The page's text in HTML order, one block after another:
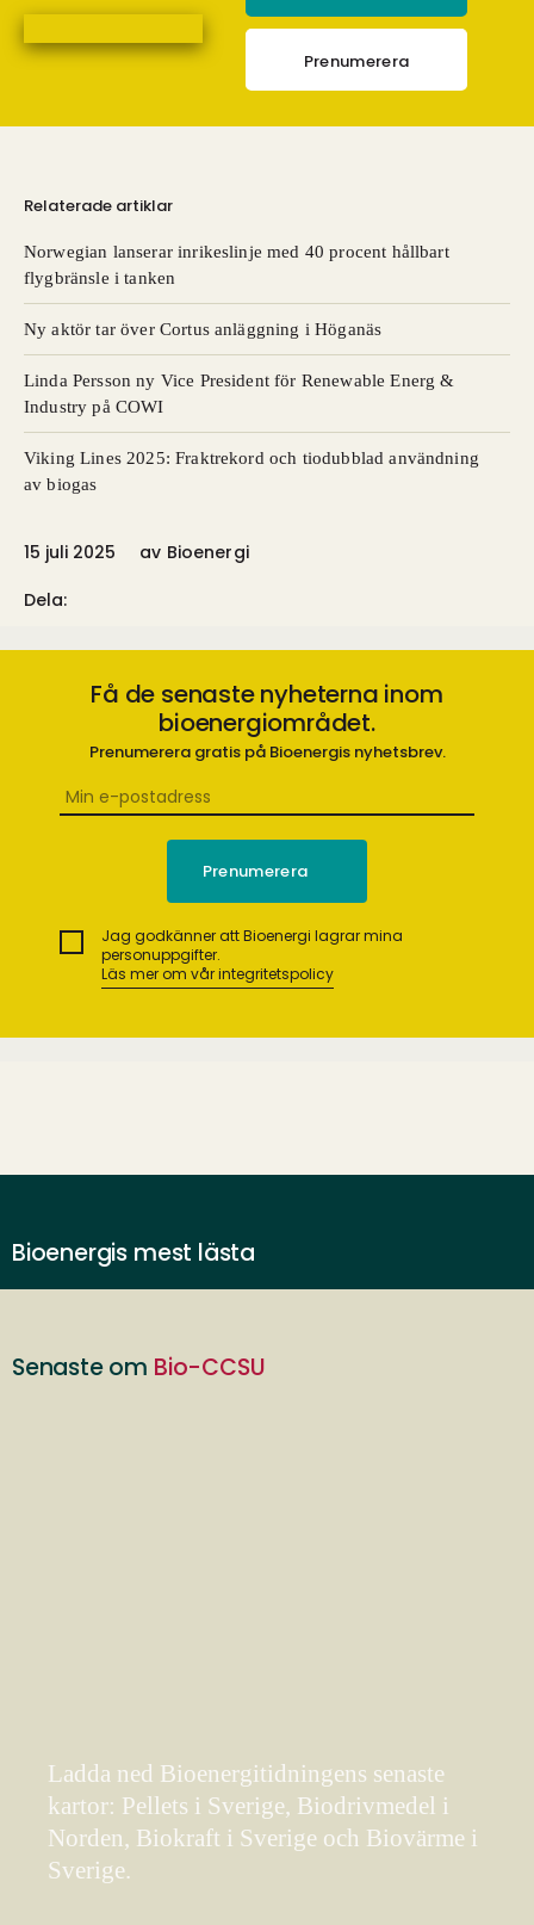
Prenumerera
Relaterade artiklar
Norwegian lanserar inrikeslinje med 40 procent hållbart
flygbränsle i tanken
Ny aktör tar över Cortus anläggning i Höganäs
Linda Persson ny Vice President för Renewable Energ &
Industry på COWI
Viking Lines 2025: Fraktrekord och tiodubblad användning
av biogas
15 juli 2025 av Bioenergi
Dela:
Få de senaste nyheterna inom
bioenergiområdet.
Prenumerera gratis på Bioenergis nyhetsbrev.
Jag godkänner att Bioenergi lagrar mina
personuppgifter.
Läs mer om vår integritetspolicy
Bioenergis mest lästa
Senaste om Bio-CCSU
Ladda ned Bioenergitidningens senaste
kartor: Pellets i Sverige, Biodrivmedel i
Norden, Biokraft i Sverige och Biovärme i
Sverige.